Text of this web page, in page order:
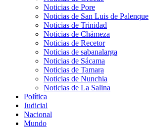
Noticias de Pore
Noticias de San Luis de Palenque
Noticias de Trinidad
Noticias de Chámeza
Noticias de Recetor
Noticias de sabanalarga
Noticias de Sácama
Noticias de Tamara
Noticias de Nunchia
Noticias de La Salina
Política
Judicial
Nacional
Mundo